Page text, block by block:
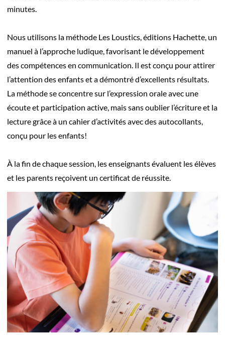
minutes.
Nous utilisons la méthode Les Loustics, éditions Hachette, un
manuel à l’approche ludique, favorisant le développement
des compétences en communication. Il est conçu pour attirer
l’attention des enfants et a démontré d’excellents résultats.
La méthode se concentre sur l’expression orale avec une
écoute et participation active, mais sans oublier l’écriture et la
lecture grâce à un cahier d’activités avec des autocollants,
conçu pour les enfants!
À la fin de chaque session, les enseignants évaluent les élèves
et les parents reçoivent un certificat de réussite.